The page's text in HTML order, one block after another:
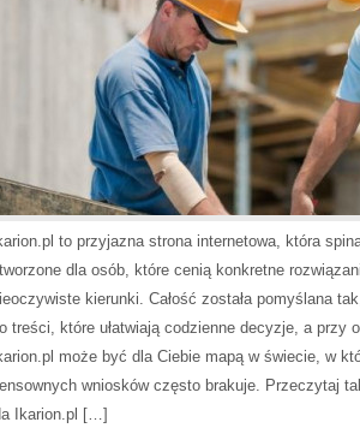
to przyjazna strona internetowa, która
dla osób, które cenią konkretne
kierunki. Całość została pomyślana
treści, które ułatwiają codzienne decyzje, a przy
może być dla Ciebie mapą w świecie, w
wniosków często brakuje. Przeczytaj
Ikarion.pl […]